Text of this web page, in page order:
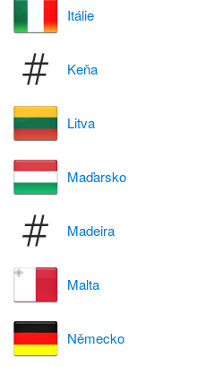
Itálie
Keňa
Litva
Maďarsko
Madeira
Malta
Německo